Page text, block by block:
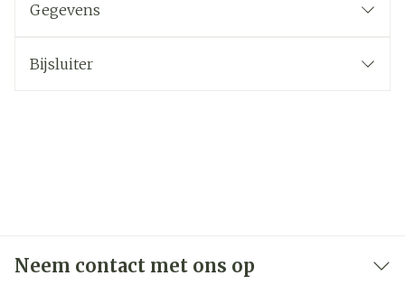
Gegevens
Bijsluiter
Neem contact met ons op